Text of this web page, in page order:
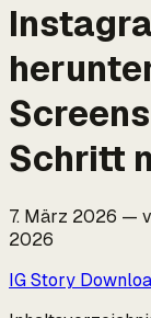
Schritt
7. März 2026 —
2026
IG Story